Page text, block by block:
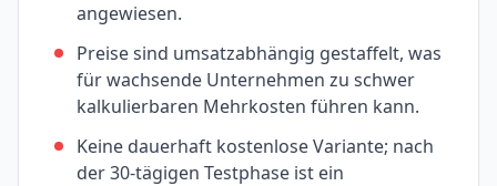
angewiesen.
Preise sind umsatzabhängig gestaffelt, was
für wachsende Unternehmen zu schwer
kalkulierbaren Mehrkosten führen kann.
Keine dauerhaft kostenlose Variante; nach
der 30-tägigen Testphase ist ein